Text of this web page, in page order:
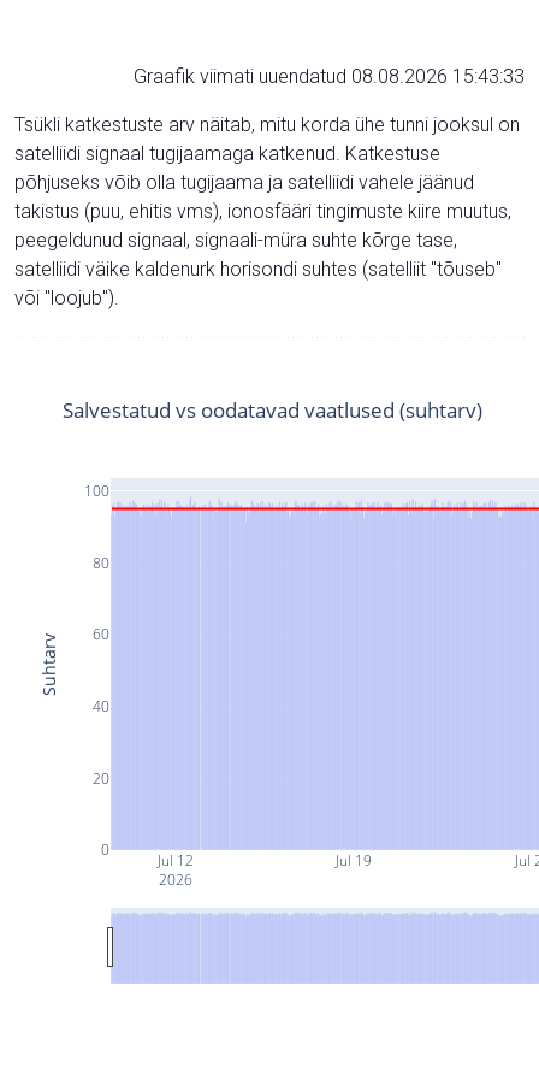
Graafik viimati uuendatud 08.08.2026 15:43:33
Tsükli katkestuste arv näitab, mitu korda ühe tunni jooksul on
satelliidi signaal tugijaamaga katkenud. Katkestuse
põhjuseks võib olla tugijaama ja satelliidi vahele jäänud
takistus (puu, ehitis vms), ionosfääri tingimuste kiire muutus,
peegeldunud signaal, signaali-müra suhte kõrge tase,
satelliidi väike kaldenurk horisondi suhtes (satelliit "tõuseb"
või "loojub").
Jul 12
2026
Jul 19 Jul
0
20
40
60
80
100
Salvestatud vs oodatavad vaatlused (suhtarv)
Suhtarv